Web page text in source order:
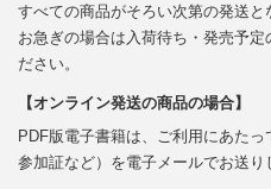
すべての商品がそろい次第の発送と
お急ぎの場合は入荷待ち・発売予
ださい。
【オンライン発送の商品の場合】
PDF版電子書籍は、ご利用にあたっ
参加証など）を電子メールでお送り